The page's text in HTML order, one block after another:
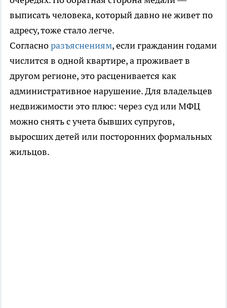
выписать человека, который давно не живет по
адресу, тоже стало легче.
Согласноразъяснениям, если гражданин годами
числится в одной квартире, а проживает в
другом регионе, это расценивается как
административное нарушение. Для владельцев
недвижимости это плюс: через суд или МФЦ
можно снять с учета бывших супругов,
выросших детей или посторонних формальных
жильцов.